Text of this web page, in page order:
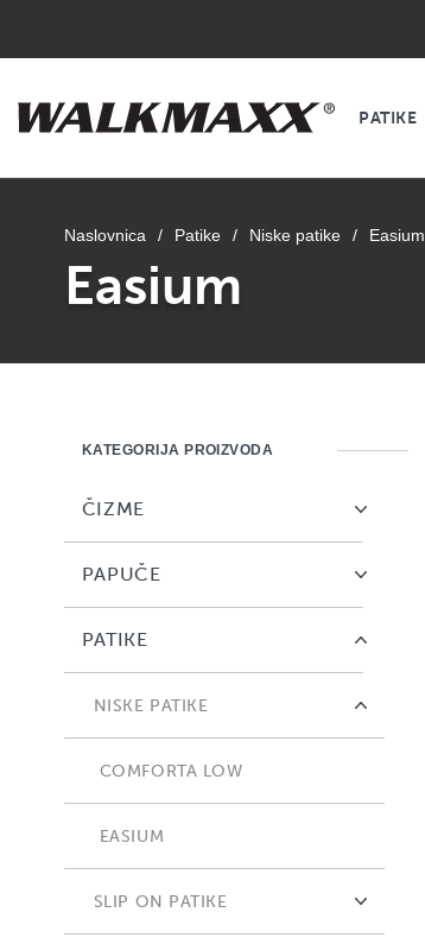
PATIKE
Naslovnica / Patike / Niske patike / Easium
Easium
KATEGORIJA PROIZVODA
ČIZME
PAPUČE
PATIKE
NISKE PATIKE
COMFORTA LOW
EASIUM
SLIP ON PATIKE